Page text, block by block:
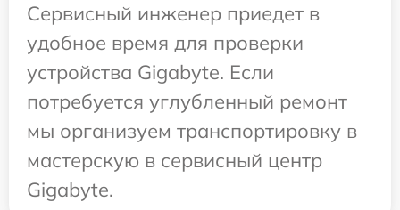
Сервисный инженер приедет в
удобное время для проверки
устройства Gigabyte. Если
потребуется углубленный ремонт
мы организуем транспортировку в
мастерскую в сервисный центр
Gigabyte.